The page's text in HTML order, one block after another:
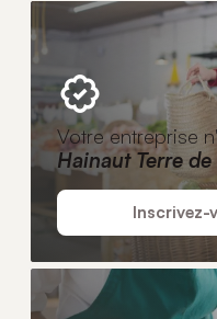
Votre entreprise
Hainaut Terre